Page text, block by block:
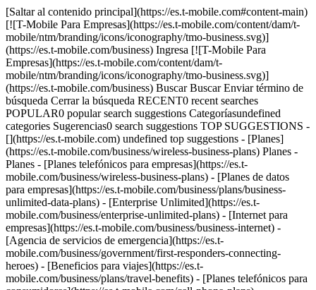
[Saltar al contenido principal](https://es.t-mobile.com#content-main)
[![T-Mobile Para Empresas](https://es.t-mobile.com/content/dam/t-
mobile/ntm/branding/icons/iconography/tmo-business.svg)]
(https://es.t-mobile.com/business) Ingresa [![T-Mobile Para
Empresas](https://es.t-mobile.com/content/dam/t-
mobile/ntm/branding/icons/iconography/tmo-business.svg)]
(https://es.t-mobile.com/business) Buscar Buscar Enviar término de
búsqueda Cerrar la búsqueda RECENT0 recent searches
POPULAR0 popular search suggestions Categoríasundefined
categories Sugerencias0 search suggestions TOP SUGGESTIONS -
[](https://es.t-mobile.com) undefined top suggestions - [Planes]
(https://es.t-mobile.com/business/wireless-business-plans) Planes -
Planes - [Planes telefónicos para empresas](https://es.t-
mobile.com/business/wireless-business-plans) - [Planes de datos
para empresas](https://es.t-mobile.com/business/plans/business-
unlimited-data-plans) - [Enterprise Unlimited](https://es.t-
mobile.com/business/enterprise-unlimited-plans) - [Internet para
empresas](https://es.t-mobile.com/business/business-internet) -
[Agencia de servicios de emergencia](https://es.t-
mobile.com/business/government/first-responders-connecting-
heroes) - [Beneficios para viajes](https://es.t-
mobile.com/business/plans/travel-benefits) - [Planes telefónicos para